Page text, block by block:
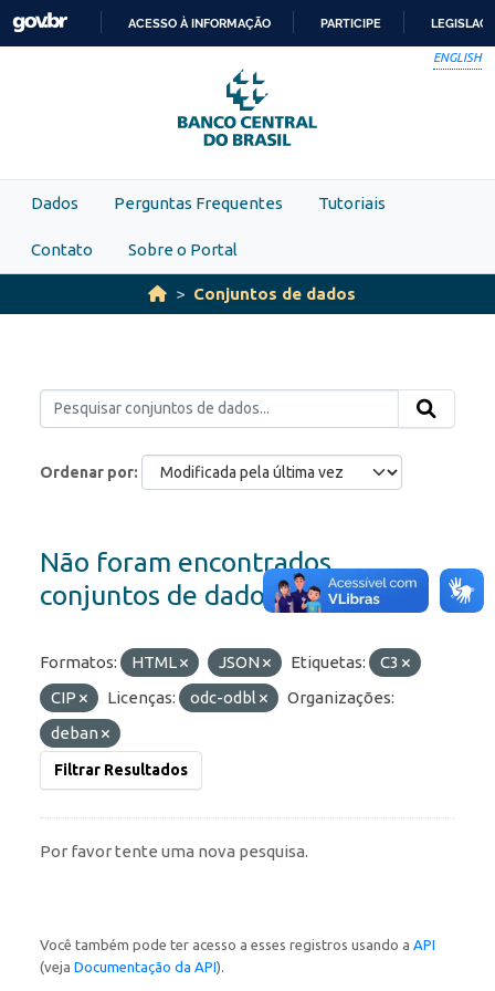
Skip to main content
PARA
O
CONTEÚDO
ACESSO À INFORMAÇÃO PARTICIPE
ENGLISH
Dados Perguntas Frequentes Tutoriais
Contato Sobre o Portal
Conjuntos de dados
Ordenar por
Não foram encontrados
conjuntos de dados
Formatos: HTML JSON Etiquetas:
C3
CIP
Licenças: odc-odbl
Organizações:
deban
Filtrar Resultados
Por favor tente uma nova pesquisa.
Você também pode ter acesso a esses registros usando a API
(veja Documentação da API).